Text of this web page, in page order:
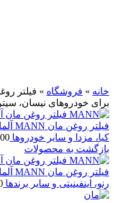
خانه » فروشگاه »
برای خودروهای نیسان،
کیا، مزدا و سایر خودروها
بازگشت به محصولات
رنو، اینفینیتی و سایر برندها